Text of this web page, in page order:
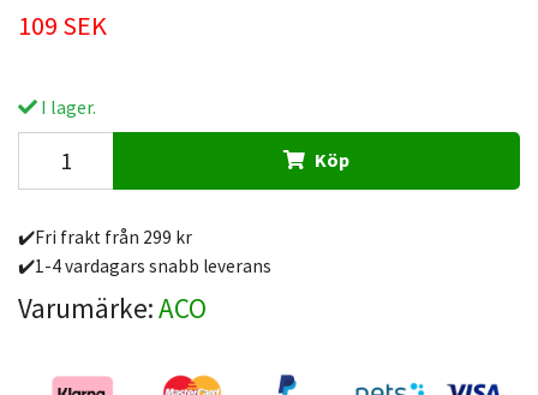
109 SEK
I lager.
Köp
✔️Fri frakt från 299 kr
✔️1-4 vardagars snabb leverans
Varumärke:ACO